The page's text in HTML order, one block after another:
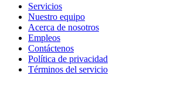
Servicios
Nuestro equipo
Acerca de nosotros
Empleos
Contáctenos
Política de privacidad
Términos del servicio